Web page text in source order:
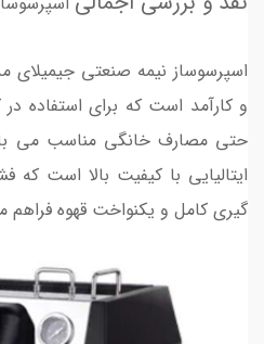
و کارآمد است که برای استفاده
حتی مصارف خانگی مناسب می
گیری کامل و یکنواخت قهوه فراهم